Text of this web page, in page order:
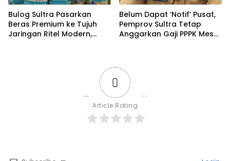
Bulog Sultra Pasarkan
Beras Premium ke Tujuh
Jaringan Ritel Modern,
Belum Dapat ‘Notif’ Pusat,
Pemprov Sultra Tetap
Anggarkan Gaji PPPK Meski
0
Article Rating